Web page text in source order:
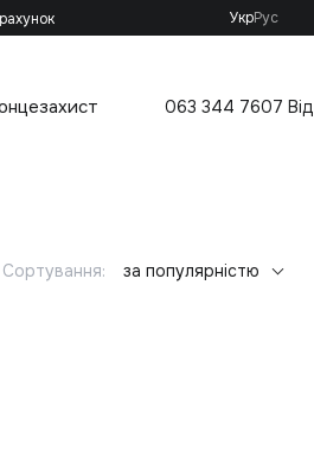
УкрРус
063 344 7607
Сортування: за популярністю